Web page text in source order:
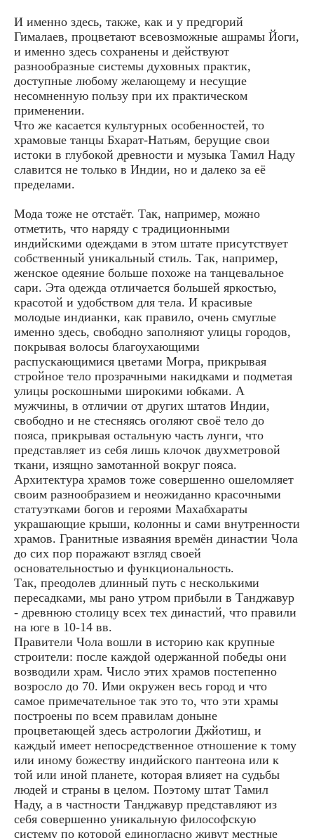
И именно здесь, также, как и у предгорий
Гималаев, процветают всевозможные ашрамы Йоги,
и именно здесь сохранены и действуют
разнообразные системы духовных практик,
доступные любому желающему и несущие
несомненную пользу при их практическом
применении.
Что же касается культурных особенностей, то
храмовые танцы Бхарат-Натьям, берущие свои
истоки в глубокой древности и музыка Тамил Наду
славится не только в Индии, но и далеко за её
пределами.
Мода тоже не отстаёт. Так, например, можно
отметить, что наряду с традиционными
индийскими одеждами в этом штате присутствует
собственный уникальный стиль. Так, например,
женское одеяние больше похоже на танцевальное
сари. Эта одежда отличается большей яркостью,
красотой и удобством для тела. И красивые
молодые индианки, как правило, очень смуглые
именно здесь, свободно заполняют улицы городов,
покрывая волосы благоухающими
распускающимися цветами Могра, прикрывая
стройное тело прозрачными накидками и подметая
улицы роскошными широкими юбками. А
мужчины, в отличии от других штатов Индии,
свободно и не стесняясь оголяют своё тело до
пояса, прикрывая остальную часть лунги, что
представляет из себя лишь клочок двухметровой
ткани, изящно замотанной вокруг пояса.
Архитектура храмов тоже совершенно ошеломляет
своим разнообразием и неожиданно красочными
статуэтками богов и героями Махабхараты
украшающие крыши, колонны и сами внутренности
храмов. Гранитные изваяния времён династии Чола
до сих пор поражают взгляд своей
основательностью и функциональность.
Так, преодолев длинный путь с несколькими
пересадками, мы рано утром прибыли в Танджавур
- древнюю столицу всех тех династий, что правили
на юге в 10-14 вв.
Правители Чола вошли в историю как крупные
строители: после каждой одержанной победы они
возводили храм. Число этих храмов постепенно
возросло до 70. Ими окружен весь город и что
самое примечательное так это то, что эти храмы
построены по всем правилам доныне
процветающей здесь астрологии Джйотиш, и
каждый имеет непосредственное отношение к тому
или иному божеству индийского пантеона или к
той или иной планете, которая влияет на судьбы
людей и страны в целом. Поэтому штат Тамил
Наду, а в частности Танджавур представляют из
себя совершенно уникальную философскую
систему по которой единогласно живут местные